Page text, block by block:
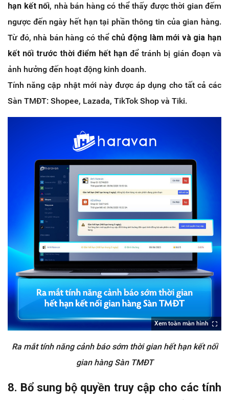
hạn kết nối, nhà bán hàng có thể thấy được thời gian đếm
ngược đến ngày hết hạn tại phần thông tin của gian hàng.
Từ đó, nhà bán hàng có thể chủ động làm mới và gia hạn
kết nối trước thời điểm hết hạn để tránh bị gián đoạn và
ảnh hưởng đến hoạt động kinh doanh.
Tính năng cập nhật mới này được áp dụng cho tất cả các
Sàn TMĐT: Shopee, Lazada, TikTok Shop và Tiki.
Xem toàn màn hình
Ra mắt tính năng cảnh báo sớm thời gian hết hạn kết nối
gian hàng Sàn TMĐT
8. Bổ sung bộ quyền truy cập cho các tính